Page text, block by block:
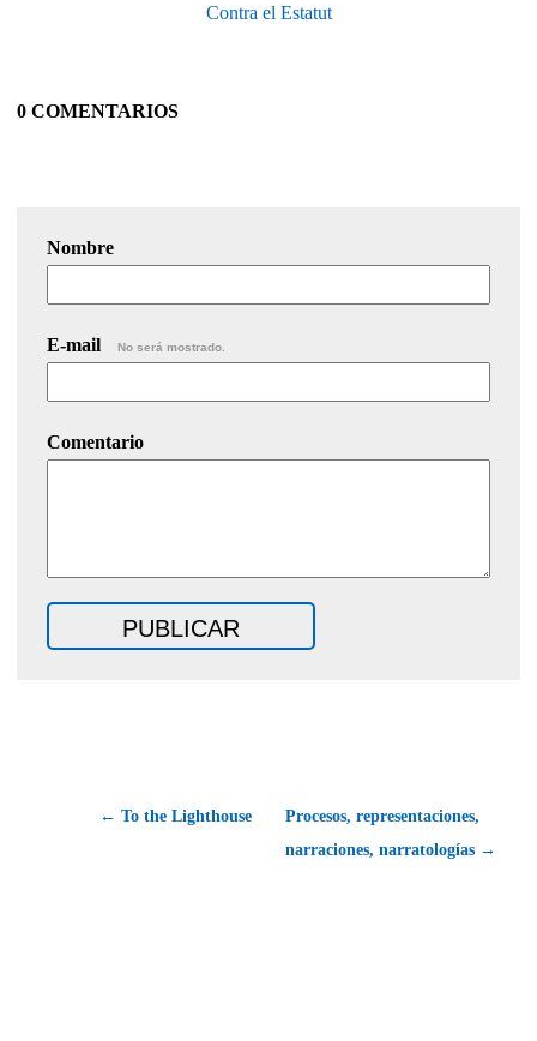
Contra el Estatut
0 COMENTARIOS
Nombre
E-mail No será mostrado.
Comentario
← To the Lighthouse
Procesos, representaciones,
narraciones, narratologías →